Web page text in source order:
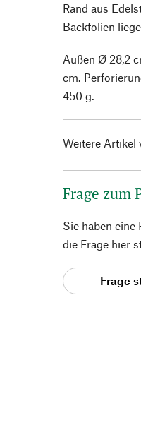
Rand aus
Backfolien
Außen Ø 28,2
cm.
450 g.
Weitere Artikel
Frage zum
Sie haben eine
die Frage hier
Frage